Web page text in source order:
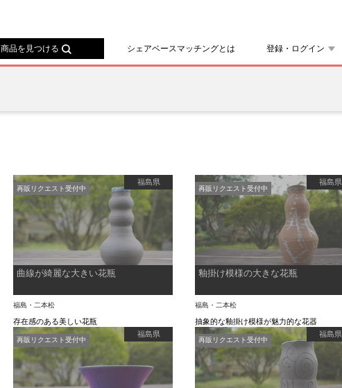
商品を見つける シェアベースマッチングとは 登録・ログイン
福島県
曲線が綺麗な大きい花瓶
福島・二本松
存在感のある美しい花瓶
再販リクエスト受付中
福島県
釉掛け模様の大きな花瓶
福島・二本松
抽象的な釉掛け模様が魅力的な花器
再販リクエスト受付中
福島県
再販リクエスト受付中
福島県
再販リクエスト受付中